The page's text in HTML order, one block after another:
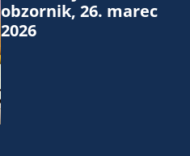
obzornik, 26. marec
2026